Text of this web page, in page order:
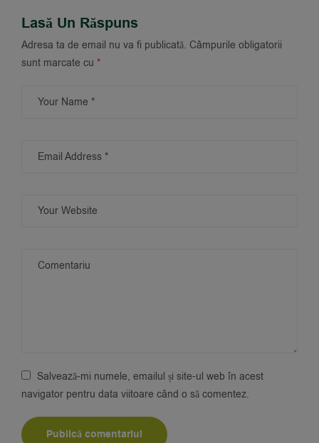
Lasă Un Răspuns
Adresa ta de email nu va fi publicată. Câmpurile obligatorii
sunt marcate cu *
Salvează-mi numele, emailul și site-ul web în acest
navigator pentru data viitoare când o să comentez.